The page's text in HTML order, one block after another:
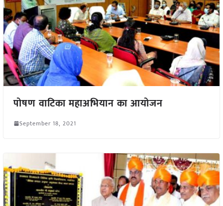
पोषण वाटिका महाअभियान का आयोजन
September 18, 2021